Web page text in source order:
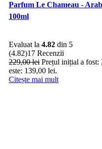
Parfum Le Chameau -
100ml
Evaluat la 4.82 din 5
(4.82)17 Recenzii
229,00lei Prețul inițial a fost:
este: 139,00 lei.
Citește mai mult